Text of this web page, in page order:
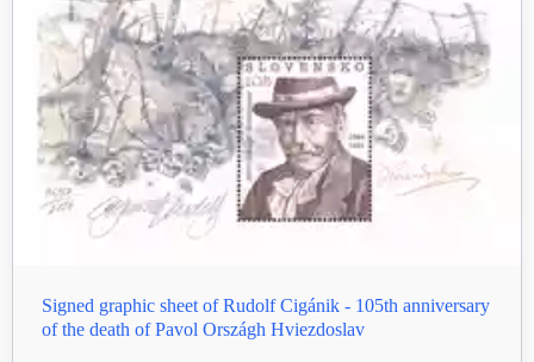
Signed graphic sheet of Rudolf Cigánik - 105th anniversary
of the death of Pavol Országh Hviezdoslav